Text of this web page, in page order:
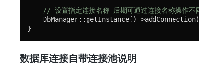
用
HTTP
// 设置指定连接名称 后期可通过连接名称操作不同的数
    DbManager::getInstance()->addConnection(
}
数据库连接自带连接池说明